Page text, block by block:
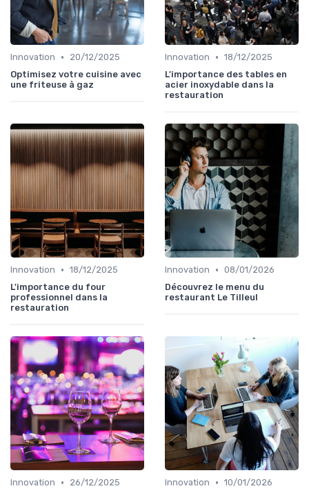
Innovation •
20/12/2025
Optimisez votre cuisine avec
une friteuse à gaz
Innovation • 18/12/2025
L'importance des tables en
acier inoxydable dans la
restauration
Innovation • 18/12/2025
L'importance du four
professionnel dans la
restauration
Innovation • 08/01/2026
Découvrez le menu du
restaurant Le Tilleul
Innovation •
26/12/2025
Innovation • 10/01/2026